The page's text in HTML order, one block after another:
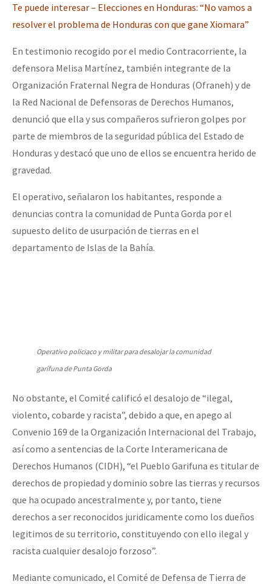
Semillero Guerra contra la Humanidad. (Las poblaciones y
la naturaleza bajo asedio)
Libros para descargar
COVID-19
Eventos
Contacto
Te puede interesar – Elecciones en Honduras: “No vamos a
resolver el problema de Honduras con que gane Xiomara”
En testimonio recogido por el medio Contracorriente, la
defensora Melisa Martínez, también integrante de la
Organización Fraternal Negra de Honduras (Ofraneh) y de
la Red Nacional de Defensoras de Derechos Humanos,
denunció que ella y sus compañeros sufrieron golpes por
parte de miembros de la seguridad pública del Estado de
Honduras y destacó que uno de ellos se encuentra herido de
gravedad.
El operativo, señalaron los habitantes, responde a
denuncias contra la comunidad de Punta Gorda por el
supuesto delito de usurpación de tierras en el
departamento de Islas de la Bahía.
Operativo policiaco y militar para desalojar la comunidad
garífuna de Punta Gorda
No obstante, el Comité calificó el desalojo de “ilegal,
violento, cobarde y racista”, debido a que, en apego al
Convenio 169 de la Organización Internacional del Trabajo,
así como a sentencias de la Corte Interamericana de
Derechos Humanos (CIDH), “el Pueblo Garifuna es titular de
derechos de propiedad y dominio sobre las tierras y recursos
que ha ocupado ancestralmente y, por tanto, tiene
derechos a ser reconocidos juridicamente como los dueños
legitimos de su territorio, constituyendo con ello ilegal y
racista cualquier desalojo forzoso”.
Mediante comunicado, el Comité de Defensa de Tierra de